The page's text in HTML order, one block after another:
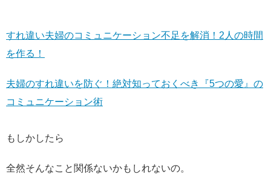
すれ違い夫婦のコミュニケーション不足を解消！2人の時間
を作る！
夫婦のすれ違いを防ぐ！絶対知っておくべき『5つの愛』の
コミュニケーション術
もしかしたら
全然そんなこと関係ないかもしれないの。